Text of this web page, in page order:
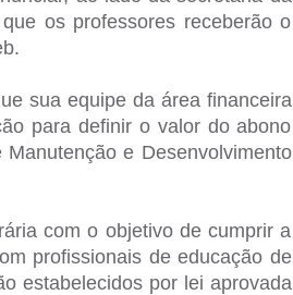
os professores receberão o
sua equipe da área financeira
para definir o valor do abono
e Desenvolvimento
com o objetivo de cumprir a
profissionais de educação de
estabelecidos por lei aprovada